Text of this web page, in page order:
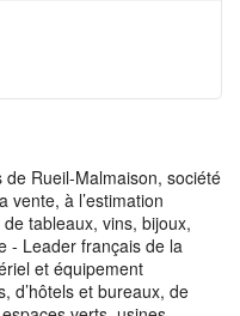
Rueil-Malmaison, société
vente, à l’estimation
tableaux, vins, bijoux,
- Leader français de la
et équipement
d’hôtels et bureaux, de